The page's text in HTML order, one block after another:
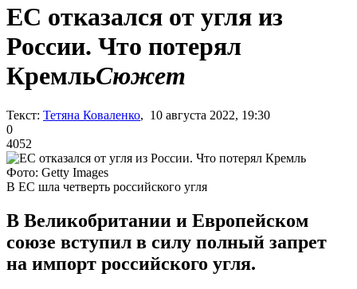
ЕС отказался от угля из
России. Что потерял
КремльСюжет
Текст: Тетяна Коваленко, 10 августа 2022, 19:30
0
4052
Фото: Getty Images
В ЕС шла четверть российского угля
В Великобритании и Европейском
союзе вступил в силу полный запрет
на импорт российского угля.